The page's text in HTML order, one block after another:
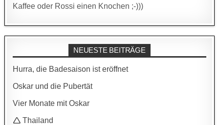
Kaffee oder Rossi einen Knochen ;-)))
NEUESTE BEITRÄGE
Hurra, die Badesaison ist eröffnet
Oskar und die Pubertät
Vier Monate mit Oskar
🛆 Thailand